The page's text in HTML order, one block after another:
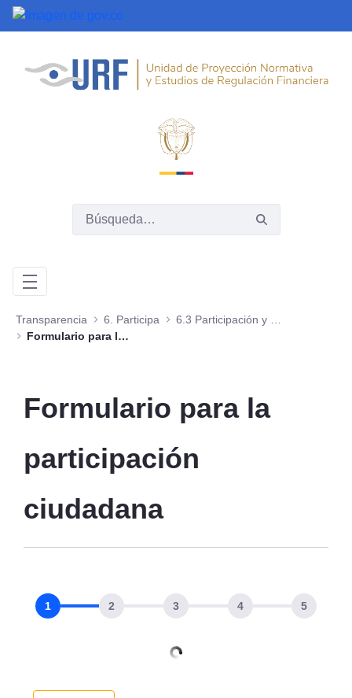
Saltar al contenido principal
Transparencia 6. Participa
Formulario para la participación ciudadana
Formulario para la
participación
ciudadana